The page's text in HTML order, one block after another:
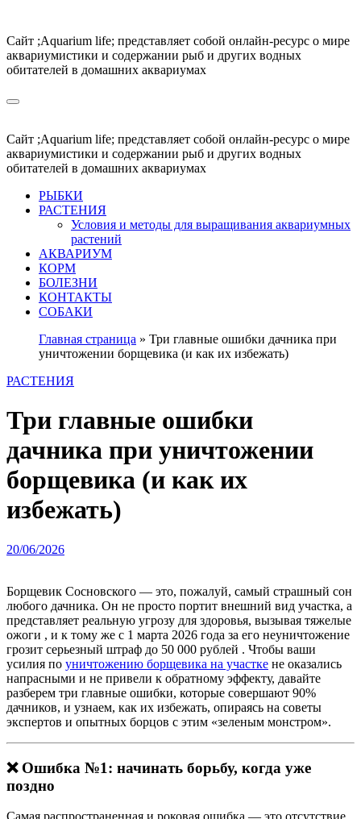
содержимому
Сайт ;Aquarium life; представляет собой онлайн-ресурс о мире
аквариумистики и содержании рыб и других водных
обитателей в домашних аквариумах
Сайт ;Aquarium life; представляет собой онлайн-ресурс о мире
аквариумистики и содержании рыб и других водных
обитателей в домашних аквариумах
РЫБКИ
РАСТЕНИЯ
Условия и методы для выращивания аквариумных
растений
АКВАРИУМ
КОРМ
БОЛЕЗНИ
КОНТАКТЫ
СОБАКИ
Главная страница » Три главные ошибки дачника при
уничтожении борщевика (и как их избежать)
РАСТЕНИЯ
Три главные ошибки
дачника при уничтожении
борщевика (и как их
избежать)
20/06/2026
Борщевик Сосновского — это, пожалуй, самый страшный сон
любого дачника. Он не просто портит внешний вид участка, а
представляет реальную угрозу для здоровья, вызывая тяжелые
ожоги , и к тому же с 1 марта 2026 года за его неуничтожение
грозит серьезный штраф до 50 000 рублей . Чтобы ваши
усилия по уничтожению борщевика на участке не оказались
напрасными и не привели к обратному эффекту, давайте
разберем три главные ошибки, которые совершают 90%
дачников, и узнаем, как их избежать, опираясь на советы
экспертов и опытных борцов с этим «зеленым монстром».
❌ Ошибка №1: начинать борьбу, когда уже
поздно